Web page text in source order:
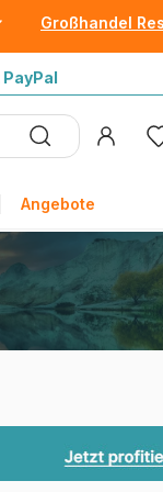
Großhandel
Angebote